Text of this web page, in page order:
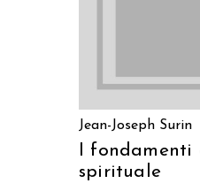
Jean-Joseph Surin
I fondamenti
spirituale